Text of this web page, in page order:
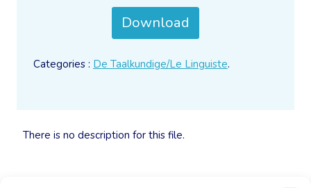
There is no description for this file.
Download
Categories : De Taalkundige/Le Linguiste.